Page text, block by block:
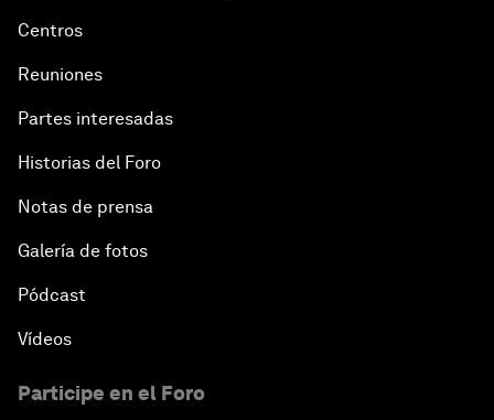
Centros
Reuniones
Partes interesadas
Historias del Foro
Notas de prensa
Galería de fotos
Pódcast
Vídeos
Participe en el Foro